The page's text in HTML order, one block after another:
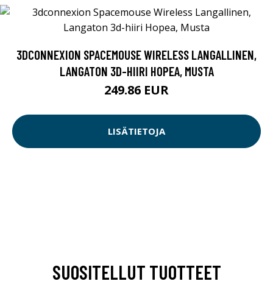
3DCONNEXION SPACEMOUSE WIRELESS LANGALLINEN,
LANGATON 3D-HIIRI HOPEA, MUSTA
249.86 EUR
LISÄTIETOJA
SUOSITELLUT TUOTTEET